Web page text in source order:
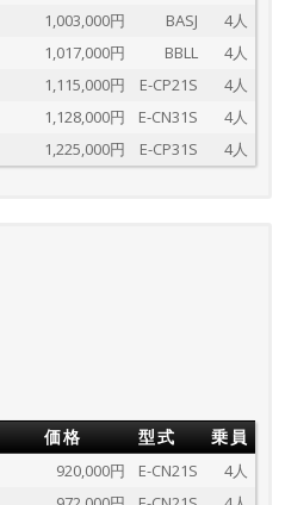
1,003,000円 BASJ
4人
1,017,000円 BBLL
4人
1,115,000円 E-CP21S
4人
1,128,000円 E-CN31S
4人
1,225,000円 E-CP31S 4人
価格 型式 乗員
920,000円 E-CN21S
4人